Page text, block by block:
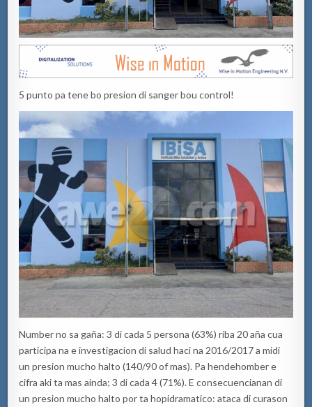
5 puntopa tenebo presion di sangerbou control!
Numberno sa gaña:3 di cada 5 persona (63%) riba 20 aña cua
participa na einvestigacion di saludhacina 2016/2017 amidi
unpresion muchohalto (140/90 of mas). Pa hendehombere
cifraakita mas ainda;3 di cada 4(71%).Econsecuencianan di
unpresion muchohalto porta hopidramatico: ataca dicurason